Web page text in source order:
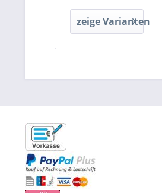
zeige Varianten